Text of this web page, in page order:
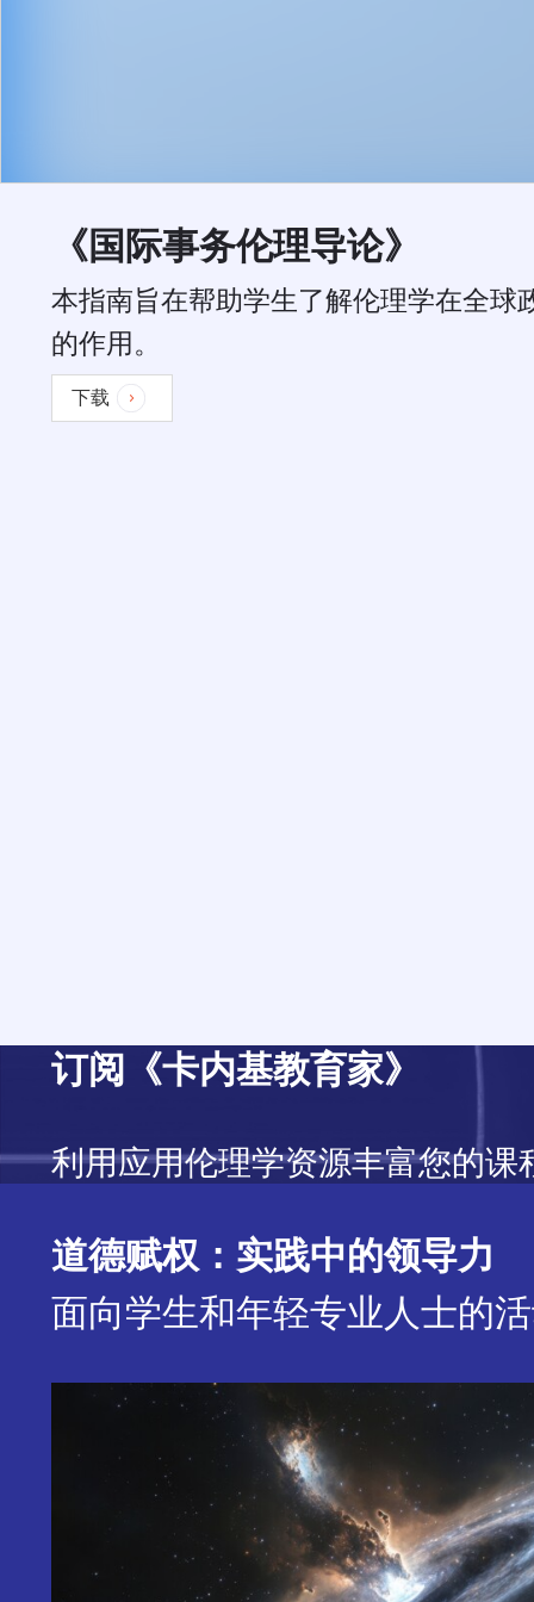
《国际事务伦理导论》
本指南旨在帮助学生了解伦理学在全球
的作用。
下载
订阅《卡内基教育家》
利用应用伦理学资源丰富您的课
道德赋权：实践中的领导力
面向学生和年轻专业人士的